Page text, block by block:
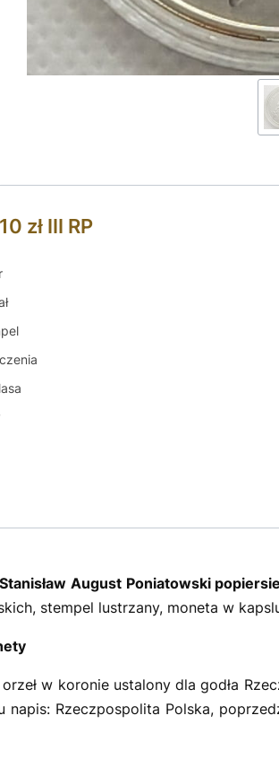
zł III RP
August Poniatowski
stempel lustrzany, moneta w
w koronie ustalony dla godła
napis: Rzeczpospolita Polska,